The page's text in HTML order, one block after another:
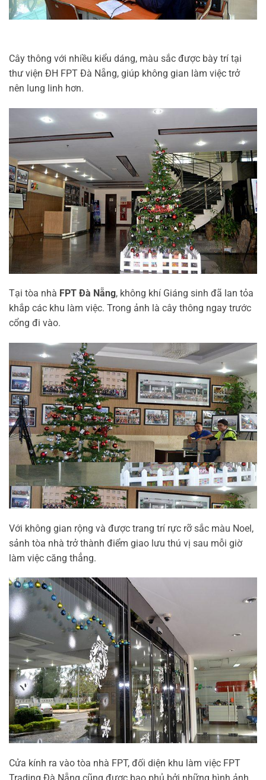
Cây thông với nhiều kiểu dáng, màu sắc được bày trí tại
thư viện ĐH FPT Đà Nẵng, giúp không gian làm việc trở
nên lung linh hơn.
Tại tòa nhà FPT Đà Nẵng, không khí Giáng sinh đã lan tỏa
khắp các khu làm việc. Trong ảnh là cây thông ngay trước
cổng đi vào.
Với không gian rộng và được trang trí rực rỡ sắc màu Noel,
sảnh tòa nhà trở thành điểm giao lưu thú vị sau mỗi giờ
làm việc căng thẳng.
Cửa kính ra vào tòa nhà FPT, đối diện khu làm việc FPT